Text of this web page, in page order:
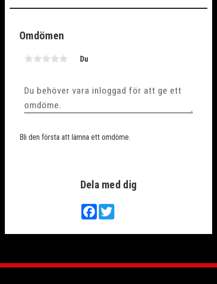
Dela med dig
FacebookTwitter
Omdömen
Du
Bli den första att lämna ett omdöme.